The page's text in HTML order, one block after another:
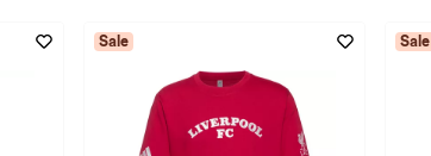
Sale Sale